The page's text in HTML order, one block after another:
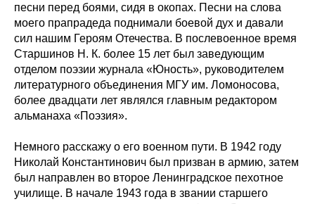
песни перед боями, сидя в окопах. Песни на слова
моего прапрадеда поднимали боевой дух и давали
сил нашим Героям Отечества. В послевоенное время
Старшинов Н. К. более 15 лет был заведующим
отделом поэзии журнала «Юность», руководителем
литературного объединения МГУ им. Ломоносова,
более двадцати лет являлся главным редактором
альманаха «Поэзия».
Немного расскажу о его военном пути. В 1942 году
Николай Константинович был призван в армию, затем
был направлен во второе Ленинградское пехотное
училище. В начале 1943 года в звании старшего